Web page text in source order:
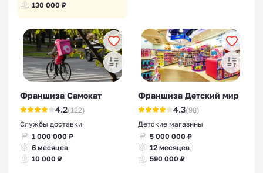
130 000 ₽
Франшиза Самокат
4.2(122)
Службы доставки
1 000 000 ₽
6 месяцев
10 000 ₽
Франшиза Детский мир
4.3(98)
Детские магазины
5 000 000 ₽
12 месяцев
590 000 ₽